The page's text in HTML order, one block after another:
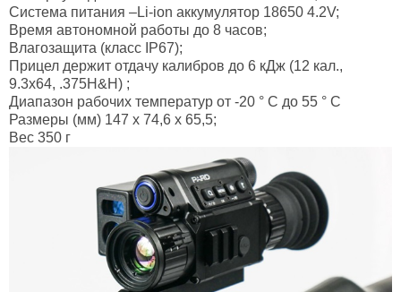
Система питания –Li-ion аккумулятор 18650 4.2V;
Время автономной работы до 8 часов;
Влагозащита (класс IP67);
Прицел держит отдачу калибров до 6 кДж (12 кал.,
9.3x64, .375H&H) ;
Диапазон рабочих температур от -20 ° C до 55 ° C
Размеры (мм) 147 x 74,6 x 65,5;
Вес 350 г